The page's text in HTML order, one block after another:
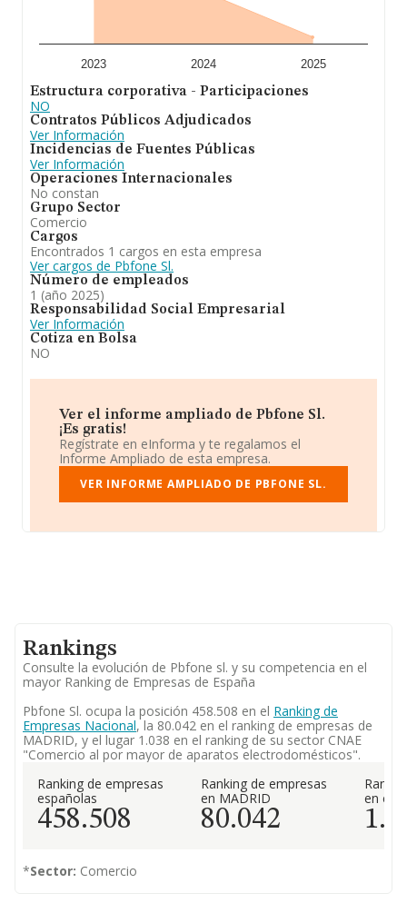
cuenta la información sobre Madrid, en la base de datos
de INFORMA aparecen 3137 empresas, con ventas en
2025 de hasta 4.963 millones de euros. Como
información adicional de interés, la antigüedad desde la
constitución es de 19 años. Los empleados de media
En conclusión, la actividad de
venta, importación, exportación, fabricación, alquiler,
estudio, asesoramiento, servicio tecnico, difusion y
distribución de toda clase de material de
comunicaciones electrico y electronico para la
informática y la telefonia. En el ranking de todas las
empresas en el territorio nacional, ha experimentado un
retroceso. En cuanto a la posición en el ranking de
sectores, la empresa ha perdido posiciones frente al
2024.
2023 2024 2025
Estructura corporativa - Participaciones
NO
Contratos Públicos Adjudicados
Ver Información
Incidencias de Fuentes Públicas
Ver Información
Operaciones Internacionales
No constan
Grupo Sector
Comercio
Cargos
Encontrados 1 cargos en esta empresa
Ver cargos de Pbfone Sl.
Número de empleados
1 (año 2025)
Responsabilidad Social Empresarial
Ver Información
Cotiza en Bolsa
NO
Ver el informe ampliado de Pbfone Sl.
¡Es gratis!
Regístrate en eInforma y te regalamos el
Informe Ampliado de esta empresa.
VER INFORME AMPLIADO DE PBFONE SL.
Rankings
Consulte la evolución de Pbfone sl. y su competencia en el
mayor Ranking de Empresas de España
Pbfone Sl. ocupa la posición 458.508 en el Ranking de
Empresas Nacional, la 80.042 en el ranking de empresas de
MADRID, y el lugar 1.038 en el ranking de su sector CNAE
"Comercio al por mayor de aparatos electrodomésticos".
Ranking de empresas
españolas
458.508
Ranking de empresas
en MADRID
80.042
en el
*Sector: Comercio